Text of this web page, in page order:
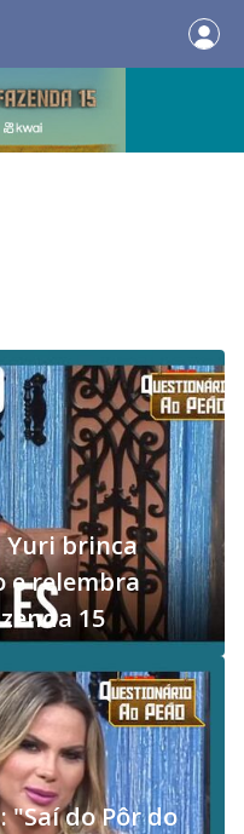
Yuri brinca
e relembra
15
"Saí do Pôr do